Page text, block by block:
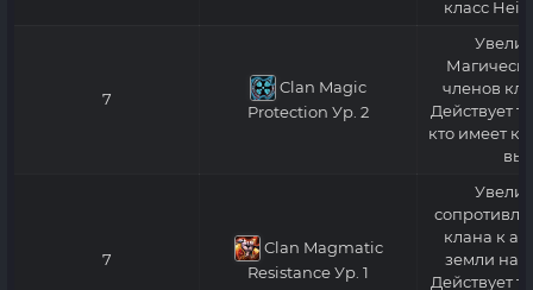
класс
7
Clan Magic
Protection Ур. 2
членов
Действует
кто имеет
7
Clan Magmatic
ResistanceУр. 1
клана к
земли на
Действует